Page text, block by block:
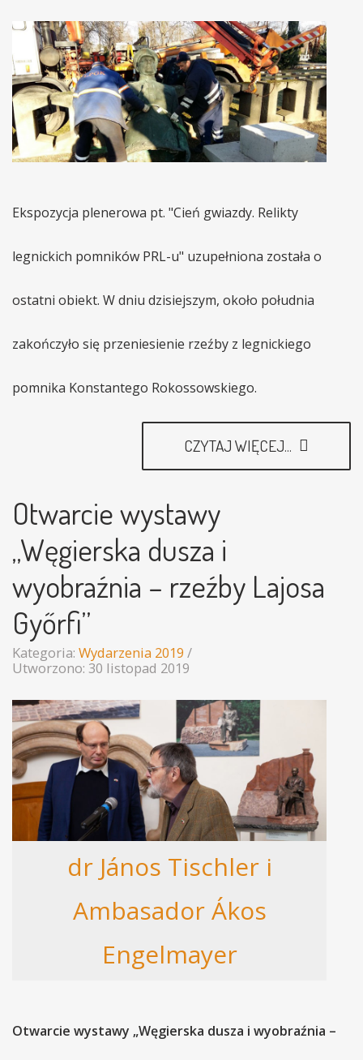
Ekspozycja plenerowa pt. "Cień gwiazdy. Relikty
legnickich pomników PRL-u" uzupełniona została o
ostatni obiekt. W dniu dzisiejszym, około południa
zakończyło się przeniesienie rzeźby z legnickiego
pomnika Konstantego Rokossowskiego.
CZYTAJ WIĘCEJ...
Otwarcie wystawy
„Węgierska dusza i
wyobraźnia – rzeźby Lajosa
Győrfi”
Kategoria: Wydarzenia 2019
Utworzono: 30 listopad 2019
dr János Tischler i
Ambasador Ákos
Engelmayer
Otwarcie wystawy „Węgierska dusza i wyobraźnia –